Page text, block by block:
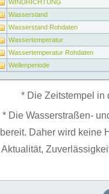
WINDRICHTUNG
Wasserstand
Wasserstand Rohdaten
Wassertemperatur
Wassertemperatur Rohdaten
Wellenperiode
* Die Zeitstempel in
* Die Wasserstraßen-
bereit. Daher wird keine
Aktualität,